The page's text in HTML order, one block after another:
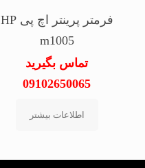
فرمتر پرینتر اچ پی HP
m1005
تماس بگیرید
09102650065
اطلاعات بیشتر